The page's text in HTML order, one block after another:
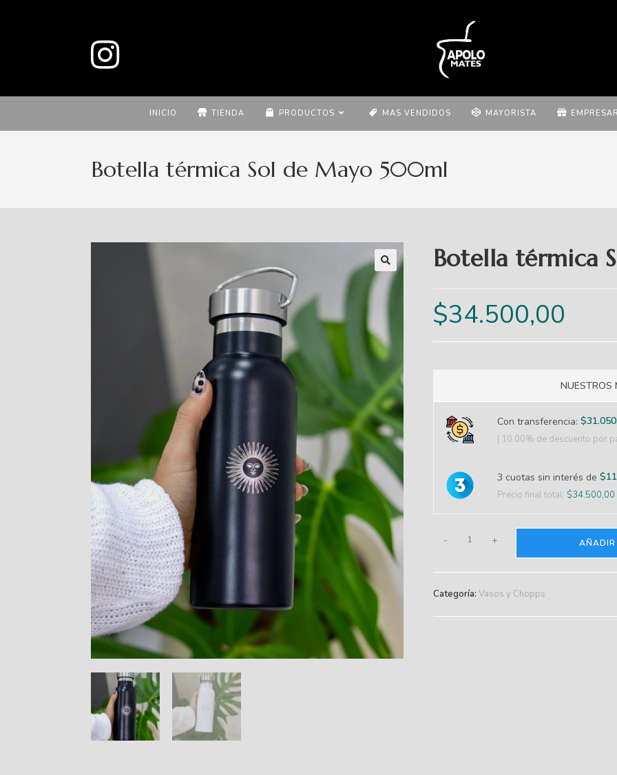
INICIO TIENDA PRODUCTOS MAS VENDIDOS MAYORISTA
Botella térmica Sol de Mayo 500ml
Botella térmica
$34.500,00
NUESTROS
Con transferencia: $
| 10.00% de descuento por
3 cuotas sin interés de $
Precio final total: $34.500,00
- + AÑADIR
Categoría: Vasos y Chopps